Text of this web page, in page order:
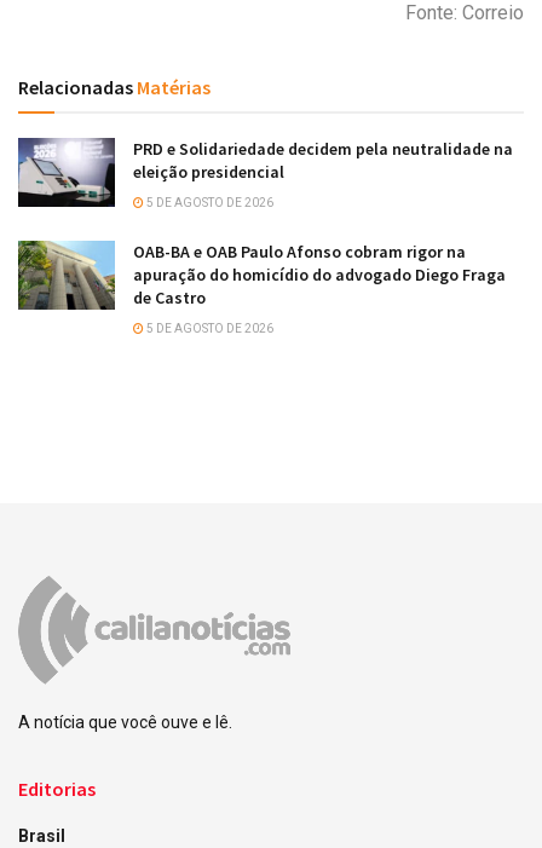
Fonte: Correio
Relacionadas Matérias
PRD e Solidariedade decidem pela neutralidade na
eleição presidencial
5 DE AGOSTO DE 2026
OAB-BA e OAB Paulo Afonso cobram rigor na
apuração do homicídio do advogado Diego Fraga
de Castro
5 DE AGOSTO DE 2026
A notícia que você ouve e lê.
Editorias
Brasil